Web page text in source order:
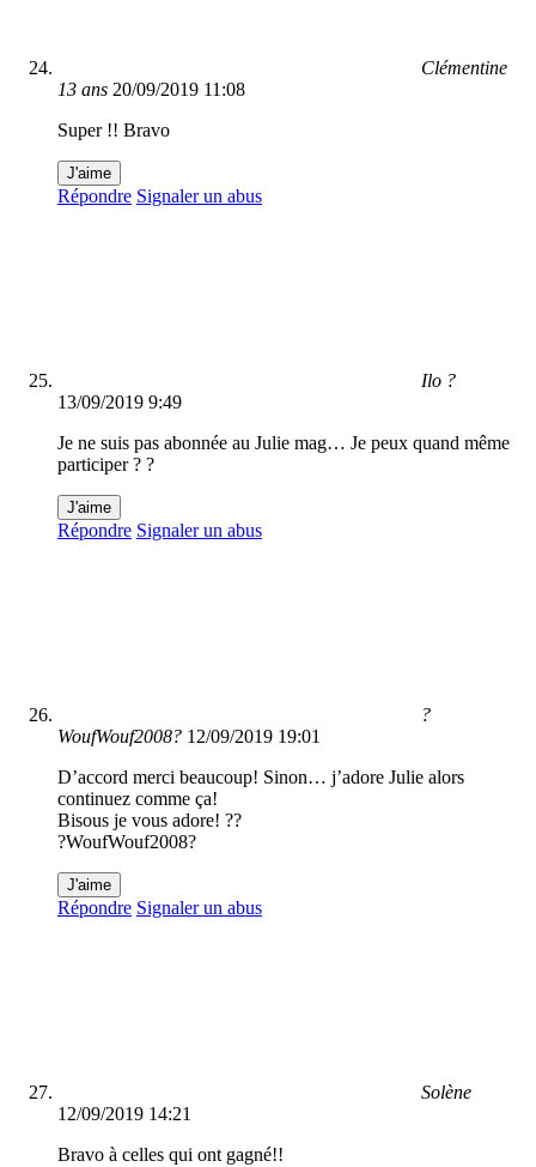
Clémentine
13 ans 20/09/2019 11:08
Super !! Bravo
J'aime
Répondre Signaler un abus
Ilo ?
13/09/2019 9:49
Je ne suis pas abonnée au Julie mag… Je peux quand même
participer ? ?
J'aime
Répondre Signaler un abus
?
WoufWouf2008? 12/09/2019 19:01
D’accord merci beaucoup! Sinon… j’adore Julie alors
continuez comme ça!
Bisous je vous adore! ??
?WoufWouf2008?
J'aime
Répondre Signaler un abus
Solène
12/09/2019 14:21
Bravo à celles qui ont gagné!!